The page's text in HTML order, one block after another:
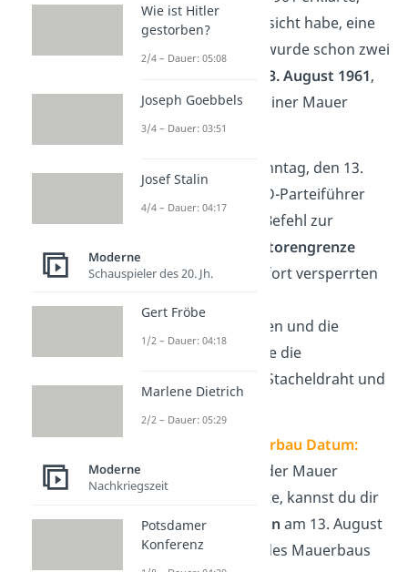
dass niemand die Absicht habe, eine
Mauer zu errichten, wurde schon zwei
13. August 1961,
mit dem Bauder Berliner Mauer
begonnen.
In der Nacht zum Sonntag, den 13.
August 1961, gab SED-Parteiführer
Walter Ulbricht den Befehl zur
Abriegelung der Sektorengrenze
nach West-Berlin. Sofort versperrten
Betriebskampftruppen und die
Nationale Volksarmee die
Sektorengrenze mit Stacheldraht und
Merke dir zum Mauerbau Datum:
Obwohl der
der Mauer
mehrere Tage dauerte, kannst du dir
den Mauerbau
Beginn am 13. August
1961 als das Datum des Mauerbaus
Wie ist Hitler
gestorben?
2/4 – Dauer: 05:08
Joseph Goebbels
3/4 – Dauer: 03:51
Josef Stalin
4/4 – Dauer: 04:17
Moderne
Schauspieler des 20. Jh.
Gert Fröbe
1/2 – Dauer: 04:18
Marlene Dietrich
2/2 – Dauer: 05:29
Moderne
Nachkriegszeit
Potsdamer
Konferenz